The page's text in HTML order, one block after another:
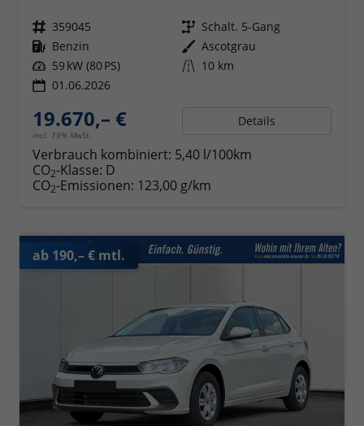
Fahrzeugnr. 359045 Getriebe Schalt. 5-Gang
Kraftstoff Benzin Außenfarbe Ascotgrau
Leistung 59 kW (80 PS) Kilometerstand 10 km
01.06.2026
19.670,– €
incl. 19% MwSt.
Details
Verbrauch kombiniert: 5,40 l/100km
CO2-Klasse: D
CO2-Emissionen: 123,00 g/km
ab 190,– € mtl.